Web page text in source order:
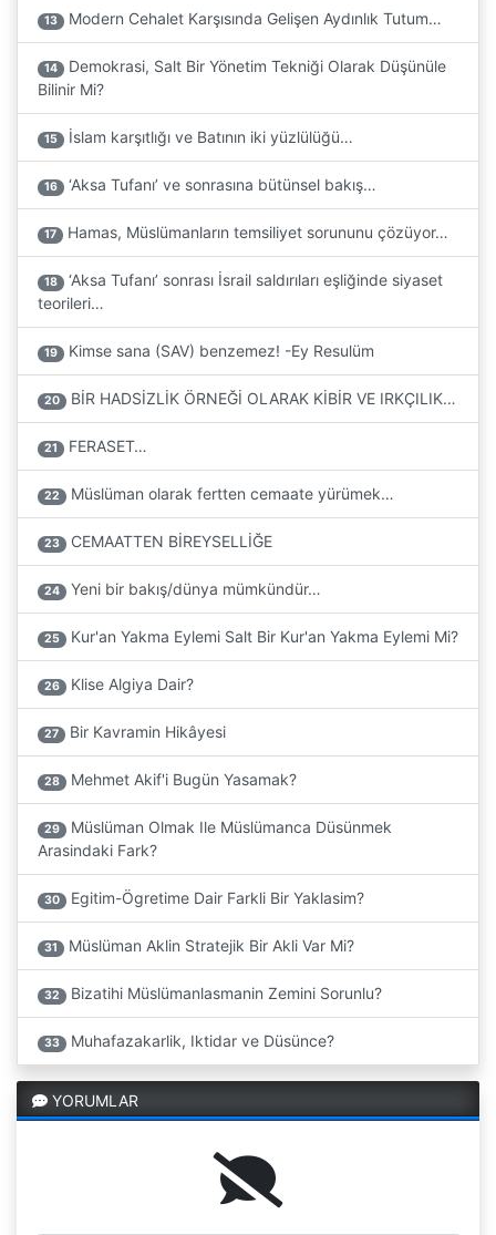
13 Modern Cehalet Karşısında Gelişen Aydınlık Tutum…
14
Demokrasi, Salt Bir Yönetim Tekniği Olarak Düşünüle
Bilinir Mi?
15 İslam karşıtlığı ve Batının iki yüzlülüğü…
16 ‘Aksa Tufanı’ ve sonrasına bütünsel bakış…
17 Hamas, Müslümanların temsiliyet sorununu çözüyor…
18
‘Aksa Tufanı’ sonrası İsrail saldırıları eşliğinde siyaset
teorileri…
19 Kimse sana (SAV) benzemez! -Ey Resulüm
20 BİR HADSİZLİK ÖRNEĞİ OLARAK KİBİR VE IRKÇILIK…
21 FERASET…
22 Müslüman olarak fertten cemaate yürümek…
23 CEMAATTEN BİREYSELLİĞE
24 Yeni bir bakış/dünya mümkündür…
25 Kur'an Yakma Eylemi Salt Bir Kur'an Yakma Eylemi Mi?
26 Klise Algiya Dair?
27 Bir Kavramin Hikâyesi
28 Mehmet Akif'i Bugün Yasamak?
29
Müslüman Olmak Ile Müslümanca Düsünmek
Arasindaki Fark?
30 Egitim-Ögretime Dair Farkli Bir Yaklasim?
31 Müslüman Aklin Stratejik Bir Akli Var Mi?
32 Bizatihi Müslümanlasmanin Zemini Sorunlu?
33 Muhafazakarlik, Iktidar ve Düsünce?
YORUMLAR